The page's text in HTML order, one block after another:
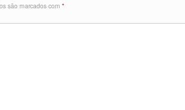
são marcados com *